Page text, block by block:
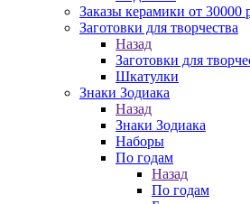
Заказы керамики от 30000
Заготовки для творчества
Назад
Заготовки для
Шкатулки
Знаки Зодиака
Назад
Знаки Зодиака
Наборы
По годам
Назад
По годам